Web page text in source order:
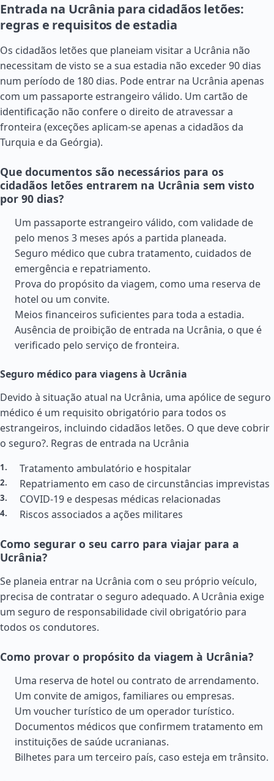
Entrada na Ucrânia para cidadãos letões:
regras e requisitos de estadia
Os cidadãos letões que planeiam visitar a Ucrânia não
necessitam de visto se a sua estadia não exceder 90 dias
num período de 180 dias. Pode entrar na Ucrânia apenas
com um passaporte estrangeiro válido. Um cartão de
identificação não confere o direito de atravessar a
fronteira (exceções aplicam-se apenas a cidadãos da
Turquia e da Geórgia).
Que documentos são necessários para os
cidadãos letões entrarem na Ucrânia sem visto
por 90 dias?
Um passaporte estrangeiro válido, com validade de
pelo menos 3 meses após a partida planeada.
Seguro médico que cubra tratamento, cuidados de
emergência e repatriamento.
Prova do propósito da viagem, como uma reserva de
hotel ou um convite.
Meios financeiros suficientes para toda a estadia.
Ausência de proibição de entrada na Ucrânia, o que é
verificado pelo serviço de fronteira.
Seguro médico para viagens à Ucrânia
Devido à situação atual na Ucrânia, uma apólice de seguro
médico é um requisito obrigatório para todos os
estrangeiros, incluindo cidadãos letões. O que deve cobrir
o seguro?. Regras de entrada na Ucrânia
Tratamento ambulatório e hospitalar
Repatriamento em caso de circunstâncias imprevistas
COVID-19 e despesas médicas relacionadas
Riscos associados a ações militares
Como segurar o seu carro para viajar para a
Ucrânia?
Se planeia entrar na Ucrânia com o seu próprio veículo,
precisa de contratar o seguro adequado. A Ucrânia exige
um seguro de responsabilidade civil obrigatório para
todos os condutores.
Como provar o propósito da viagem à Ucrânia?
Uma reserva de hotel ou contrato de arrendamento.
Um convite de amigos, familiares ou empresas.
Um voucher turístico de um operador turístico.
Documentos médicos que confirmem tratamento em
instituições de saúde ucranianas.
Bilhetes para um terceiro país, caso esteja em trânsito.